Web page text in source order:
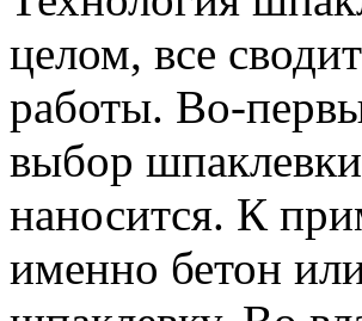
целом, все
работы. Во-
выбор шпаклевки
наносится. К
именно бетон